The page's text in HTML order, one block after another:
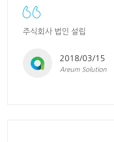
주식회사 법인 설립
2018/03/15
Areum Solution